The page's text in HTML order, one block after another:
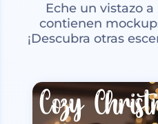
Eche un vistazo
contienen
¡Descubra otras